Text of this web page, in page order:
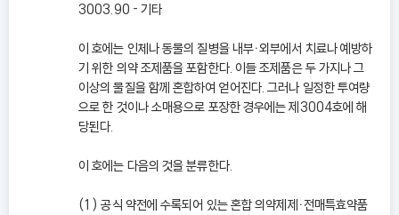
3003.90 - 기타
이 호에는 인체나 동물의 질병을 내부ㆍ외부에서 치료나 예방하
기 위한 의약 조제품을 포함한다. 이들 조제품은 두 가지나 그
이상의 물질을 함께 혼합하여 얻어진다. 그러나 일정한 투여량
으로 한 것이나 소매용으로 포장한 경우에는 제3004호에 해
당된다.
이 호에는 다음의 것을 분류한다.
(1) 공식 약전에 수록되어 있는 혼합 의약제제ㆍ전매특효약품